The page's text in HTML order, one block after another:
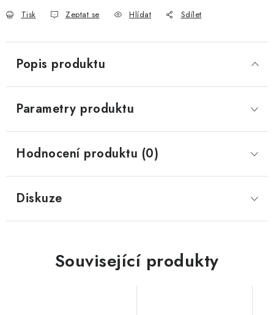
Tisk Zeptat se Hlídat Sdílet
Popis produktu
Parametry produktu
Hodnocení produktu (0)
Diskuze
Související produkty